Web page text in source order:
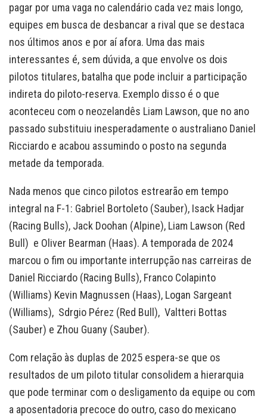
pagar por uma vaga no calendário cada vez mais longo,
equipes em busca de desbancar a rival que se destaca
nos últimos anos e por aí afora. Uma das mais
interessantes é, sem dúvida, a que envolve os dois
pilotos titulares, batalha que pode incluir a participação
indireta do piloto-reserva. Exemplo disso é o que
aconteceu com o neozelandês Liam Lawson, que no ano
passado substituiu inesperadamente o australiano Daniel
Ricciardo e acabou assumindo o posto na segunda
metade da temporada.
Nada menos que cinco pilotos estrearão em tempo
integral na F-1: Gabriel Bortoleto (Sauber), Isack Hadjar
(Racing Bulls), Jack Doohan (Alpine), Liam Lawson (Red
Bull) e Oliver Bearman (Haas). A temporada de 2024
marcou o fim ou importante interrupção nas carreiras de
Daniel Ricciardo (Racing Bulls), Franco Colapinto
(Williams) Kevin Magnussen (Haas), Logan Sargeant
(Williams), Sdrgio Pérez (Red Bull), Valtteri Bottas
(Sauber) e Zhou Guany (Sauber).
Com relação às duplas de 2025 espera-se que os
resultados de um piloto titular consolidem a hierarquia
que pode terminar com o desligamento da equipe ou com
a aposentadoria precoce do outro, caso do mexicano